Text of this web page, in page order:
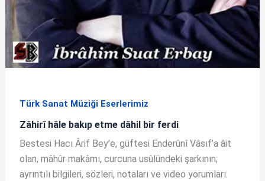
Türk Sanat Müziği Eserlerimiz
Zâhirî hâle bakıp etme dâhil bir ferdi
Bestesi Hacı Ârif Bey’e, güftesi Enderûnî Vâsıf’a âit
olan, mâhûr makâmı, curcuna usûlündeki şarkının;
ayrıntılı bilgileri, sözleri, notaları ve video yorumları.